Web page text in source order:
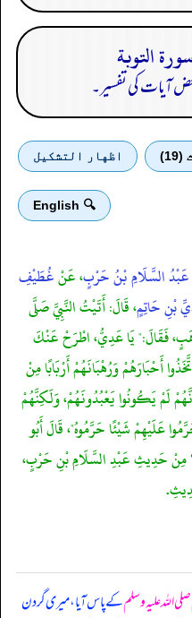
آیات کی تفسیر۔
اظهار التشكيل
🔍 English
عَبْدُ السَّلَامِ بْنُ حَرْبٍ، عَنْغُطَيْفِ
بْنِ حَاتِمٍ، قَالَ: أَتَيْتُ النَّبِيَّ صَلَّى
فَقَالَ:" يَا عَدِيُّ، اطْرَحْ عَنْكَ
أَحْبَارَهُمْ وَرُهْبَانَهُمْ أَرْبَابًا مِنْ
آية 31، قَالَ:" أَمَا إِنَّهُمْ لَمْ يَكُونُوا يَعْبُدُونَهُمْ، وَلَكِنَّهُمْ
عَلَيْهِمْ شَيْئًا حَرَّمُوهُ"، قَالَ أَبُو
مِنْ حَدِيثِ عَبْدِ السَّلَامِ بْنِ حَرْبٍ،
صلی اللہ علیہ وسلمکے پاس آیا، میری گردن